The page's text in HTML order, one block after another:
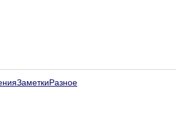
ЗаметкиРазное